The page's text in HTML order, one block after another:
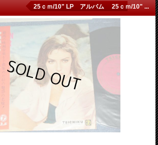
25ｃｍ/10" LP アルバム 25ｃｍ/10" ...